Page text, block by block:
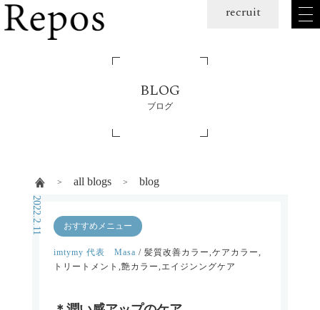
ニュー
を
recruit
BLOG
ブログ
all blogs blog
おすすめメニュー
imtymy 代表 Masa / 髪質改善カラー,ケアカラー,
トリートメント,艶カラー,エイジンングケア
2022.2.11